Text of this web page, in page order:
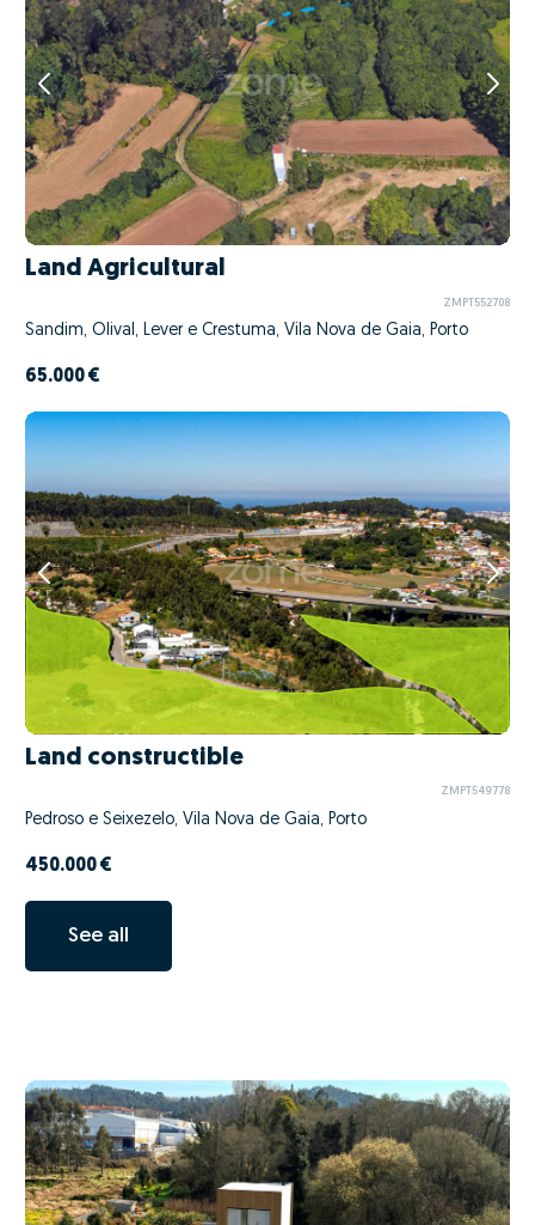
Land Agricultural
ZMPT552708
Sandim, Olival, Lever e Crestuma, Vila Nova de Gaia, Porto
65.000 €
Land constructible
ZMPT549778
Pedroso e Seixezelo, Vila Nova de Gaia, Porto
450.000 €
See all